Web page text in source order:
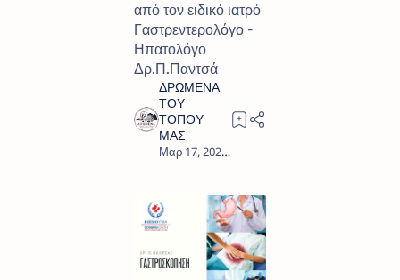
από τον ειδικό ιατρό
Γαστρεντερολόγο -
Ηπατολόγο
Δρ.Π.Παντσά